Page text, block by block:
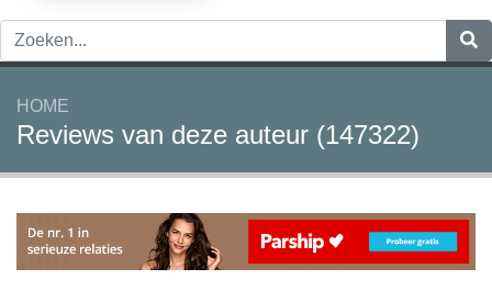
HOME
Reviews van deze auteur (147322)